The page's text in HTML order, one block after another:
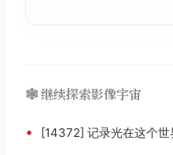
🕸️ 继续探索影像宇宙
• [14372] 记录光在这个